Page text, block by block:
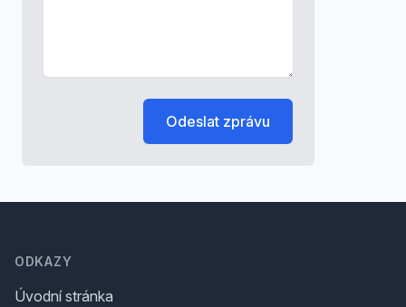
Odeslat zprávu
ODKAZY
Úvodní stránka